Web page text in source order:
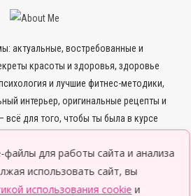
актуальные, востребованные и
красоты и здоровья, здоровье
и лучшие фитнес-методики,
интерьер, оригинальные рецепты и
для того, чтобы ты была в курсе
для работы сайта и анализа
использовать сайт, вы
использования cookie и